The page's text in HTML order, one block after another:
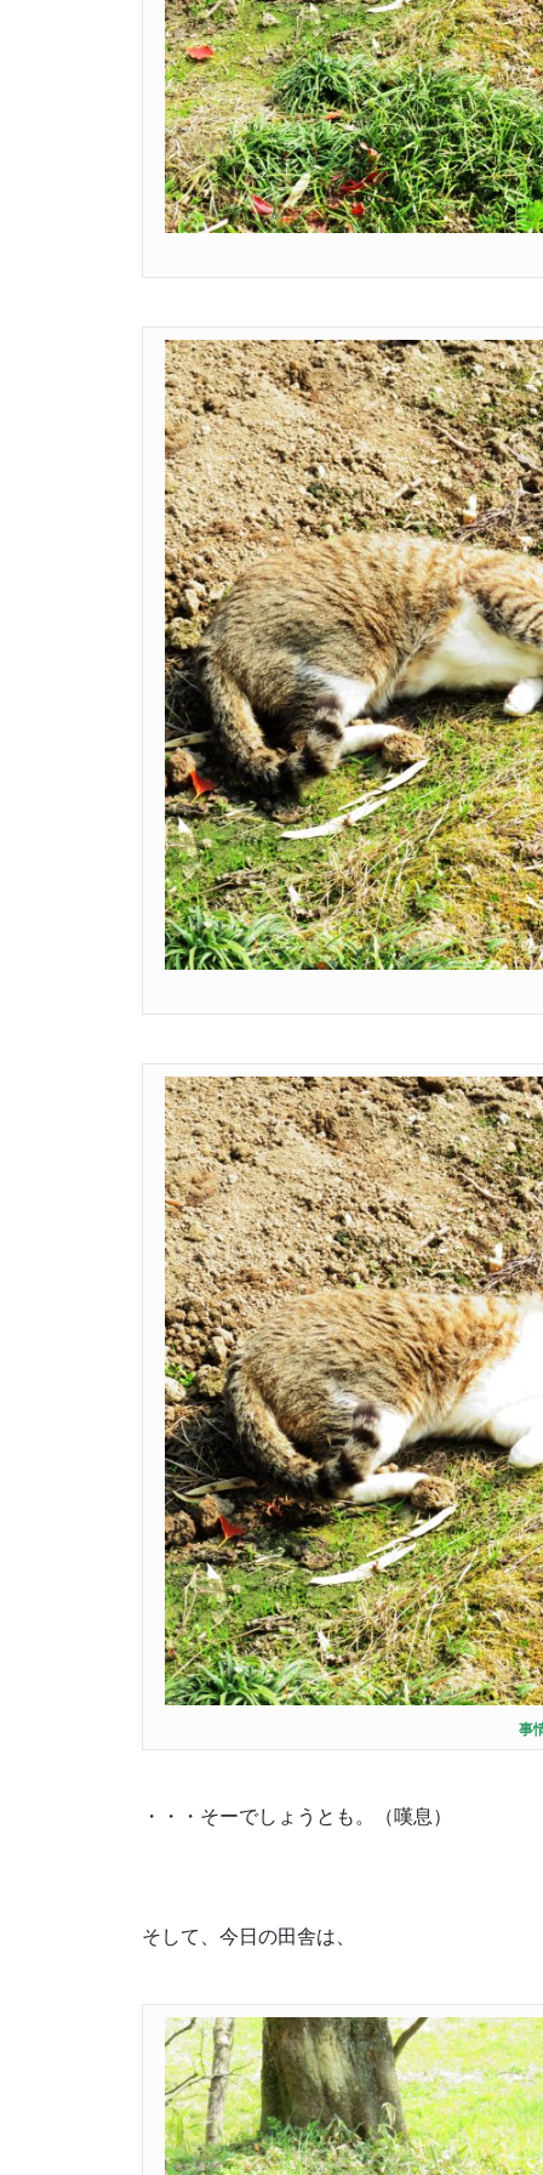
事
・・・そーでしょうとも。（嘆息）
そして、今日の田舎は、